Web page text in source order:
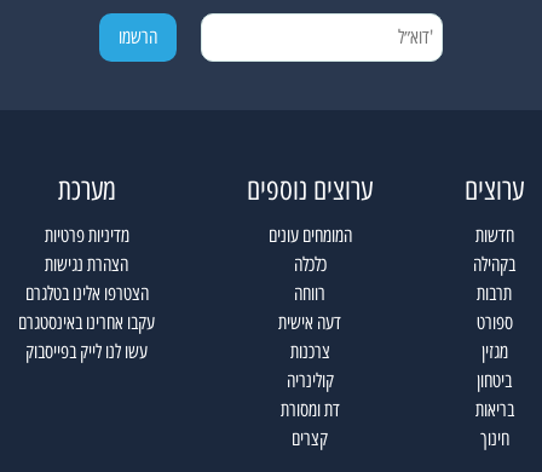
ערוצים
חדשות
בקהילה
תרבות
ספורט
מגזין
ביטחון
בריאות
חינוך
ערוצים נוספים
המומחים עונים
כלכלה
רווחה
דעה אישית
צרכנות
קולינריה
דת ומסורת
קצרים
מערכת
מדיניות פרטיות
הצהרת נגישות
הצטרפו אלינו בטלגרם
עקבו אחרינו באינסטגרם
עשו לנו לייק בפייסבוק